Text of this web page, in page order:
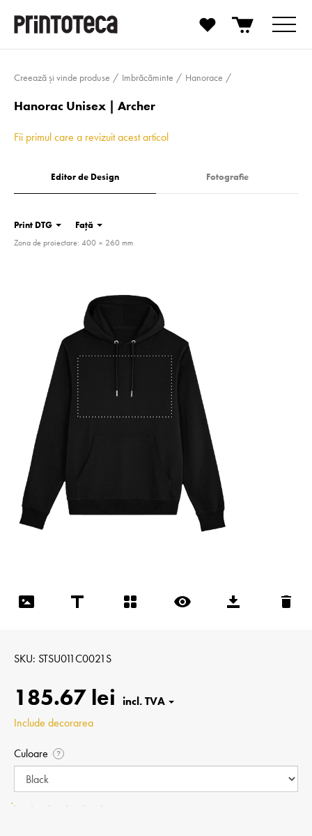
Creează și vinde produse Imbrăcăminte Hanorace
Hanorac Unisex | Archer
Fii primul care a revizuit acest articol
Editor de Design Fotografie
Print DTG Față
Zona de proiectare: 400 × 260 mm
SKU STSU011C0021S
185.67 lei
Include decorarea
Culoare ?